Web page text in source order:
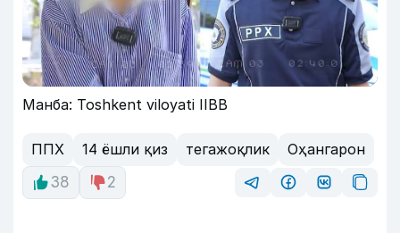
Манба: Toshkent viloyati IIBB
ППХ 14 ёшли қиз тегажоқлик
Оҳангарон
38
2